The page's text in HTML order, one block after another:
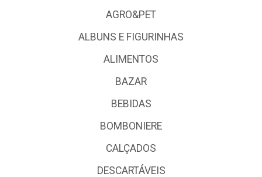
AGRO&PET
ALBUNS E FIGURINHAS
ALIMENTOS
BAZAR
BEBIDAS
BOMBONIERE
CALÇADOS
DESCARTÁVEIS